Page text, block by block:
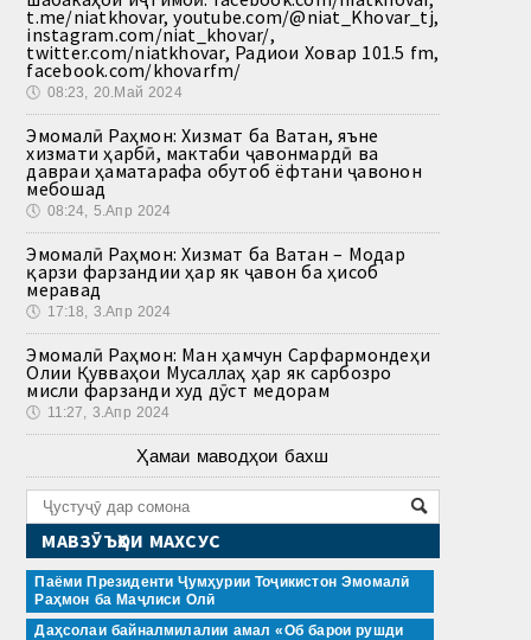
t.me/niatkhovar, youtube.com/@niat_Khovar_tj,
instagram.com/niat_khovar/,
twitter.com/niatkhovar, Радиои Ховар 101.5 fm,
facebook.com/khovarfm/
🕔 08:23, 20.Май 2024
Эмомалӣ Раҳмон: Хизмат ба Ватан, яъне
хизмати ҳарбӣ, мактаби ҷавонмардӣ ва
давраи ҳаматарафа обутоб ёфтани ҷавонон
мебошад
🕔 08:24, 5.Апр 2024
Эмомалӣ Раҳмон: Хизмат ба Ватан – Модар
қарзи фарзандии ҳар як ҷавон ба ҳисоб
меравад
🕔 17:18, 3.Апр 2024
Эмомалӣ Раҳмон: Ман ҳамчун Сарфармондеҳи
Олии Қувваҳои Мусаллаҳ ҳар як сарбозро
мисли фарзанди худ дӯст медорам
🕔 11:27, 3.Апр 2024
Ҳамаи маводҳои бахш
МАВЗӮЪҲОИ МАХСУС
Паёми Президенти Ҷумҳурии Тоҷикистон Эмомалӣ
Раҳмон ба Маҷлиси Олӣ
Даҳсолаи байналмилалии амал «Об барои рушди